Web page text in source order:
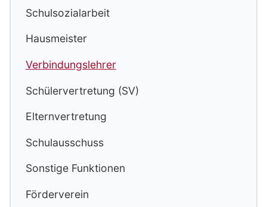
Schulsozialarbeit
Hausmeister
Verbindungslehrer
Schülervertretung (SV)
Elternvertretung
Schulausschuss
Sonstige Funktionen
Förderverein